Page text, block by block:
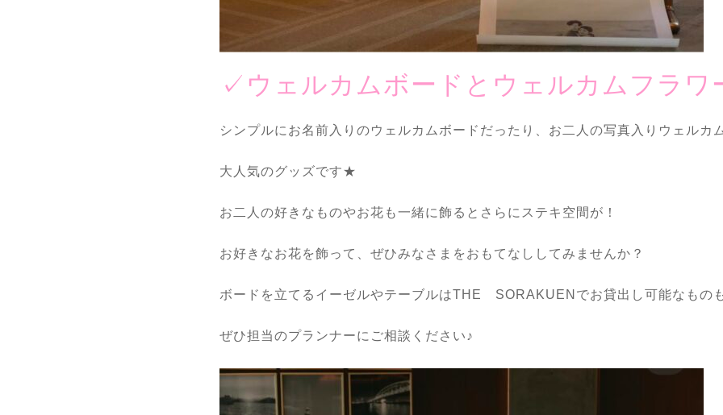
✓ウェルカムボードとウェルカムフラワ
シンプルにお名前入りのウェルカムボードだったり、お二人の写真入りウェルカ
大人気のグッズです★
お二人の好きなものやお花も一緒に飾るとさらにステキ空間が！
お好きなお花を飾って、ぜひみなさまをおもてなししてみませんか？
ボードを立てるイーゼルやテーブルはTHE SORAKUENでお貸出し可能なもの
ぜひ担当のプランナーにご相談ください♪